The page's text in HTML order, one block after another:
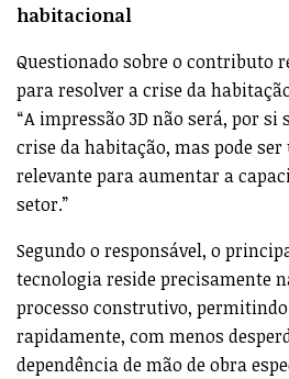
habitacional
Questionado sobre o contributo
para resolver a crise da
“A impressão 3D não será, por si
crise da habitação, mas pode
relevante para aumentar a
setor.”
Segundo o responsável, o
tecnologia reside precisamente
processo construtivo,
rapidamente, com menos
dependência de mão de obra